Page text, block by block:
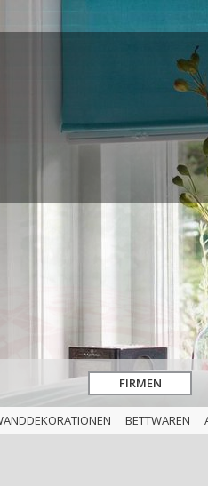
FIRMEN
BETTWAREN